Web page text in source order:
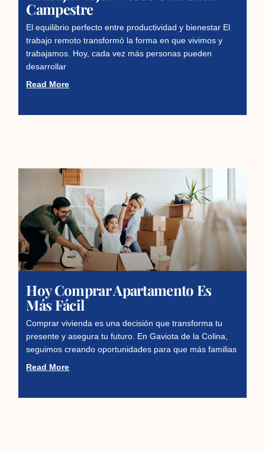
Campestre
El equilibrio perfecto entre productividad y bienestar El
trabajo remoto transformó la forma en que vivimos y
trabajamos. Hoy, cada vez más personas pueden
desarrollar
Read More
Hoy Comprar Apartamento Es
Más Fácil
Comprar vivienda es una decisión que transforma tu
presente y asegura tu futuro. En Gaviota de la Colina,
seguimos creando oportunidades para que más familias
Read More